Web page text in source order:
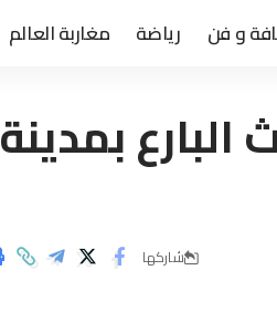
و فن رياضة مغاربة العالم
بمدينة
شاركها